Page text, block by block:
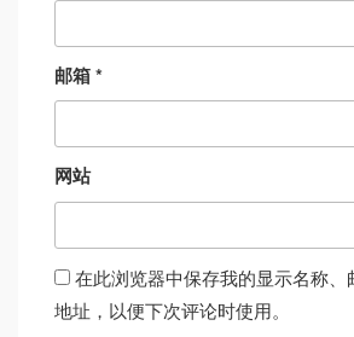
邮箱*
网站
在此浏览器中保存我的显示名称、
地址，以便下次评论时使用。